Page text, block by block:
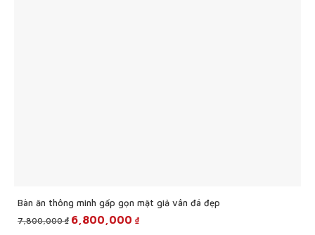
Bàn ăn thông minh gấp gọn mặt giả vân đá đẹp
7,800,000₫ Original
price
6,800,000 ₫Current